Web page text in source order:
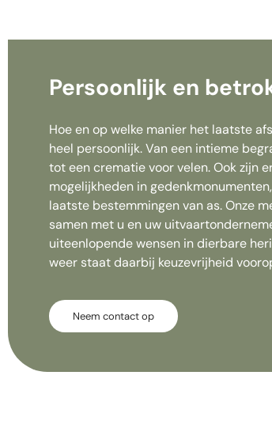
Persoonlijk en
Hoe en op welke manier het laatste
heel persoonlijk. Van een intieme
tot een crematie voor velen. Ook zijn
mogelijkheden in
laatste bestemmingen van as. Onze
samen met u en uw
uiteenlopende wensen in dierbare
weer staat daarbij keuzevrijheid
Neem contact op